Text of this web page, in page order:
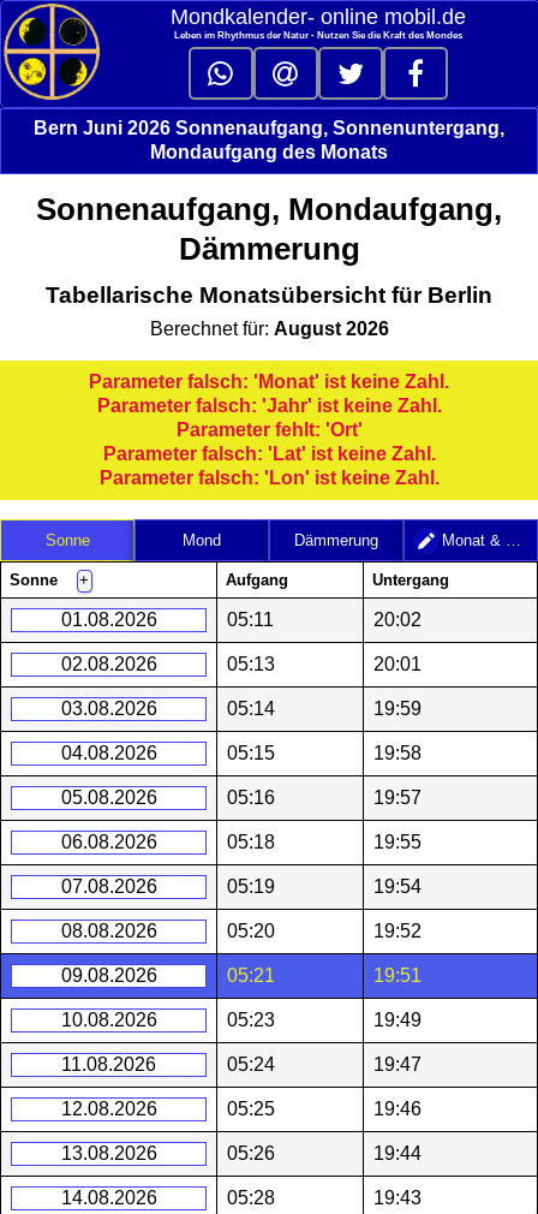
Mondkalender‑ online mobil.de
Leben im Rhythmus der Natur - Nutzen Sie die Kraft des Mondes
Bern Juni 2026 Sonnenaufgang, Sonnenuntergang,
Mondaufgang des Monats
Sonnenaufgang, Mondaufgang,
Dämmerung
Tabellarische Monatsübersicht für Berlin
Berechnet für: August 2026
Parameter falsch: 'Monat' ist keine Zahl.
Parameter falsch: 'Jahr' ist keine Zahl.
Parameter fehlt: 'Ort'
Parameter falsch: 'Lat' ist keine Zahl.
Parameter falsch: 'Lon' ist keine Zahl.
Sonne Mond Dämmerung
+
Sonne Aufgang Untergang
01.08.2026 05:11 20:02
02.08.2026 05:13 20:01
03.08.2026 05:14 19:59
04.08.2026 05:15 19:58
05.08.2026 05:16 19:57
06.08.2026 05:18 19:55
07.08.2026 05:19 19:54
08.08.2026 05:20 19:52
09.08.2026 05:21 19:51
10.08.2026 05:23 19:49
11.08.2026 05:24 19:47
12.08.2026 05:25 19:46
13.08.2026 05:26 19:44
14.08.2026 05:28 19:43